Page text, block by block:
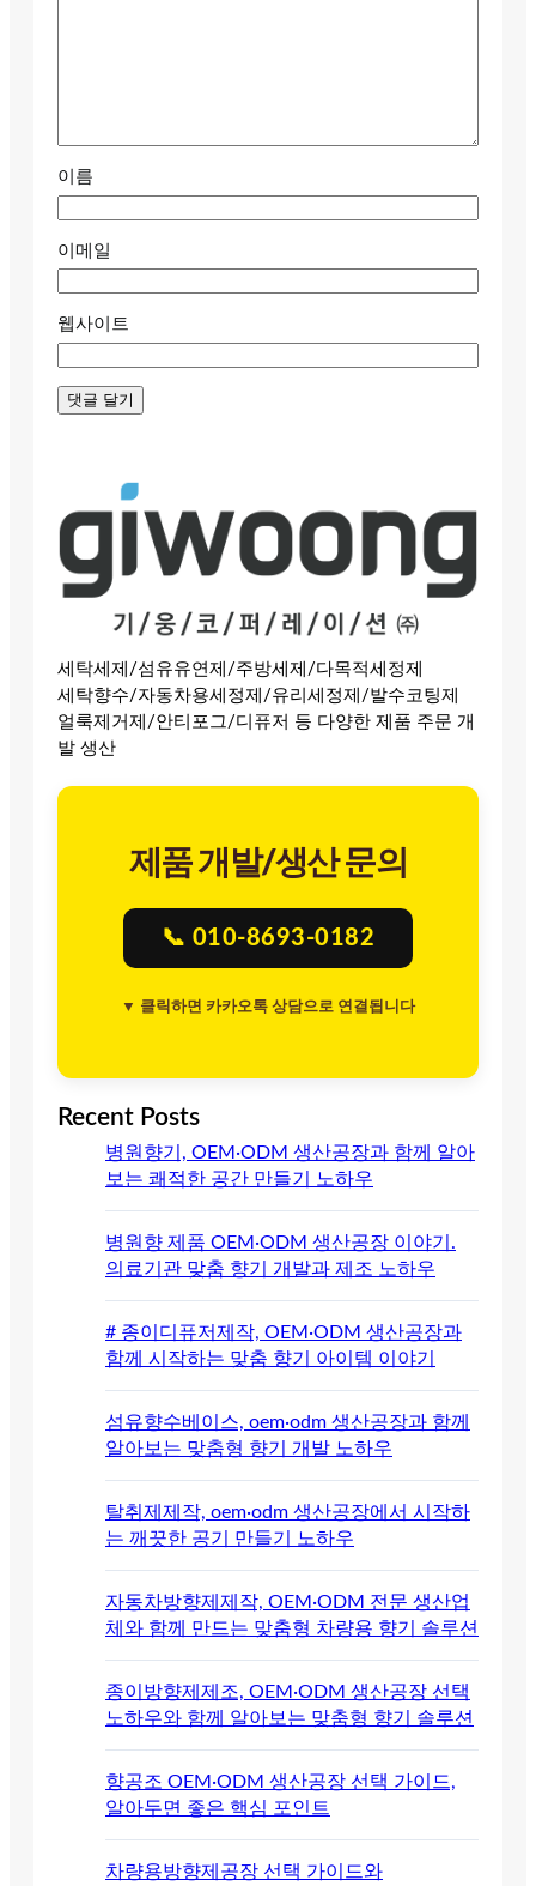
이름
이메일
웹사이트
세탁세제/섬유유연제/주방세제/다목적세정제
세탁향수/자동차용세정제/유리세정제/발수코팅제
얼룩제거제/안티포그/디퓨저 등 다양한 제품 주문 개
발 생산
제품 개발/생산 문의
📞 010-8693-0182
▼ 클릭하면 카카오톡 상담으로 연결됩니다
Recent Posts
병원향기, OEM·ODM 생산공장과 함께 알아
보는 쾌적한 공간 만들기 노하우
병원향 제품 OEM·ODM 생산공장 이야기.
의료기관 맞춤 향기 개발과 제조 노하우
# 종이디퓨저제작, OEM·ODM 생산공장과
함께 시작하는 맞춤 향기 아이템 이야기
섬유향수베이스, oem·odm 생산공장과 함께
알아보는 맞춤형 향기 개발 노하우
탈취제제작, oem·odm 생산공장에서 시작하
는 깨끗한 공기 만들기 노하우
자동차방향제제작, OEM·ODM 전문 생산업
체와 함께 만드는 맞춤형 차량용 향기 솔루션
종이방향제제조, OEM·ODM 생산공장 선택
노하우와 함께 알아보는 맞춤형 향기 솔루션
향공조 OEM·ODM 생산공장 선택 가이드,
알아두면 좋은 핵심 포인트
차량용방향제공장 선택 가이드와